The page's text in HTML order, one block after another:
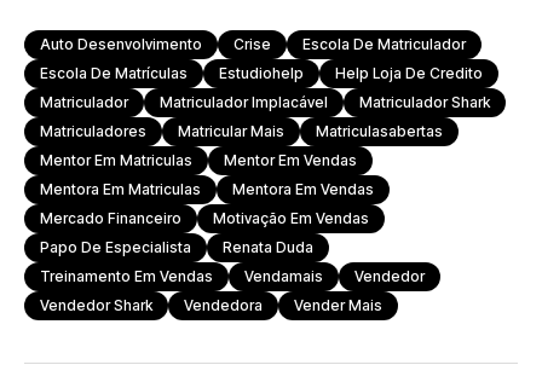
Auto Desenvolvimento Crise
Escola De Matriculador
Escola De Matrículas
Estudiohelp
Help Loja De Credito
Matriculador
Matriculador Implacável
Matriculador Shark
Matriculadores
Matricular Mais
Matriculasabertas
Mentor Em Matriculas
Mentor Em Vendas
Mentora Em Matriculas
Mentora Em Vendas
Mercado Financeiro
Motivação Em Vendas
Papo De Especialista
Renata Duda
Treinamento Em Vendas
Vendamais
Vendedor
Vendedor Shark
Vendedora Vender Mais